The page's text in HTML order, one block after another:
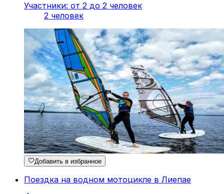
Участники: от 2 до 2 человек
2 человек
Добавить в избранное
Поездка на водном мотоцикле в Лиепае